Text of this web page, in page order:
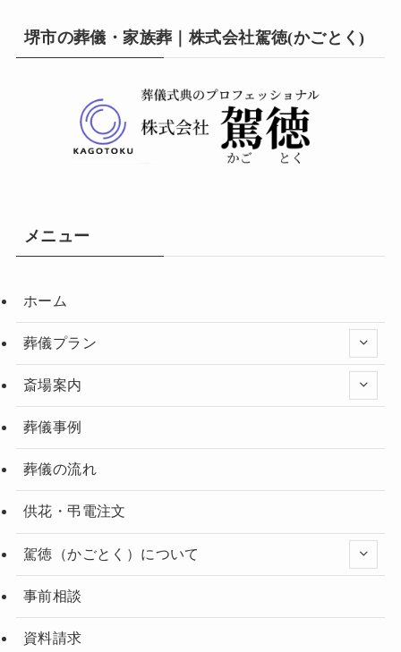
堺市の葬儀・家族葬｜株式会社駕徳(かごとく)
メニュー
ホーム
葬儀プラン
斎場案内
葬儀事例
葬儀の流れ
供花・弔電注文
駕徳（かごとく）について
事前相談
資料請求